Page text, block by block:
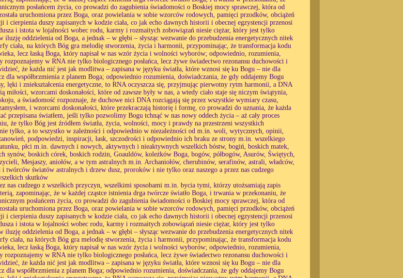
posłańcem życia, co prowadzi do zagubienia świadomości o Boskiej mocy sprawczej, która od
uruchomiona przez Boga, oraz powielania w sobie wzorców rodowych, pamięci przodków, obciążeń
i cierpienia duszy zapisanych w kodzie ciała, co jak echo dawnych historii i obecnej egzystencji przenosi
i istota w lojalności wobec rodu, karmy i rozmaitych zobowiązań niesie ciężar, który jest tylko
iluzję oddzielenia od Boga, a jednak – w głębi – słysząc wezwanie do przebudzenia energetycznych nitek
ciała, na których Bóg gra melodię stworzenia, życia i harmonii, przypominając, że transformacja kodu
lecz łaską Boga, który napisał w nas wzór życia i wolności wyborów; odpowiednio, rozumienia,
rozpoznajemy w RNA nie tylko biologicznego posłańca, lecz żywe świadectwo rezonansu duchowości i
że każda nić jest jak modlitwa – zapisana w języku światła, które wznosi się ku Bogu – nie dla
dla współbrzmienia z planem Boga; odpowiednio rozumienia, doświadczania, że gdy oddajemy Bogu
lęki i zniekształcenia energetyczne, to RNA oczyszcza się, przyjmując pierwotny rytm harmonii, a DNA
miłości, wzorcami doskonałości, które od zawsze były w nas, a wtedy ciało staje się niczym świątynia,
a świadomość rozpoznaje, że duchowe nici DNA rozciągają się przez wszystkie wymiary czasu,
i wzorcami doskonałości, które przekraczają historię i formę, co prowadzi do uznania, że każda
przepisana światłem, jeśli tylko pozwolimy Bogu tchnąć w nas nowy oddech życia – aż cały proces
że tylko Bóg jest źródłem światła, życia, wolności, mocy i prawdy na przestrzeni wszystkich
tylko, a to wszystko w zależności i odpowiednio w niezależności od m.in. woli, wytycznych, opinii,
podpowiedzi, inspiracji, łask, szczodrości i odpowiednio ich braku ze strony m.in. wszelkiego
płci m.in. dawnych i nowych, aktywnych i nieaktywnych wszelkich bóstw, bogiń, boskich matek,
synów, boskich córek, boskich rodzin, Goauldów, koleżków Boga, bogów, półbogów, Asurów, Świętych,
Mesjaszy, aniołów, a w tym astralnych m.in. Archaniołów, cherubinów, serafinów, astrali, władców,
i twórców światów astralnych i drzew dusz, proroków i nie tylko oraz naszego a przez nas cudzego
skutków
nas cudzego z wszelkich przyczyn, wszelkimi sposobami m.in. bycia tymi, którzy utożsamiają zapis
zapominając, że w każdej cząstce istnienia drga twórcze światło Boga, i trwania w przekonaniu, że
posłańcem życia, co prowadzi do zagubienia świadomości o Boskiej mocy sprawczej, która od
uruchomiona przez Boga, oraz powielania w sobie wzorców rodowych, pamięci przodków, obciążeń
i cierpienia duszy zapisanych w kodzie ciała, co jak echo dawnych historii i obecnej egzystencji przenosi
i istota w lojalności wobec rodu, karmy i rozmaitych zobowiązań niesie ciężar, który jest tylko
iluzję oddzielenia od Boga, a jednak – w głębi – słysząc wezwanie do przebudzenia energetycznych nitek
ciała, na których Bóg gra melodię stworzenia, życia i harmonii, przypominając, że transformacja kodu
lecz łaską Boga, który napisał w nas wzór życia i wolności wyborów; odpowiednio, rozumienia,
rozpoznajemy w RNA nie tylko biologicznego posłańca, lecz żywe świadectwo rezonansu duchowości i
że każda nić jest jak modlitwa – zapisana w języku światła, które wznosi się ku Bogu – nie dla
dla współbrzmienia z planem Boga; odpowiednio rozumienia, doświadczania, że gdy oddajemy Bogu